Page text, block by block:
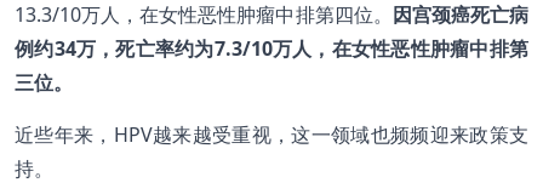
13.3/10万人，在女性恶性肿瘤中排第四位。 因宫颈癌死亡病
例约34万，死亡率约为7.3/10万人，在女性恶性肿瘤中排第
三位。
近些年来，HPV越来越受重视，这一领域也频频迎来政策支
持。